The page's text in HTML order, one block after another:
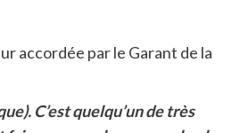
accordée par le Garant de la
C’est quelqu’un de très